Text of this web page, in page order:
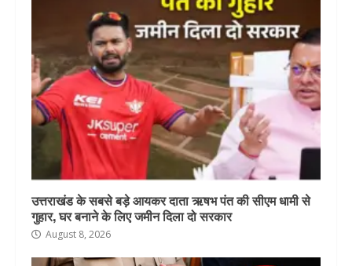
उत्तराखंड के सबसे बड़े आयकर दाता ऋषभ पंत की सीएम धामी से
गुहार, घर बनाने के लिए जमीन दिला दो सरकार
August 8, 2026